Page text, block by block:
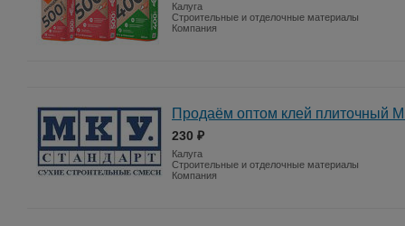
Калуга
Строительные и отделочные материалы
Компания
Продаём оптом клей плиточный
230 ₽
Калуга
Строительные и отделочные материалы
Компания